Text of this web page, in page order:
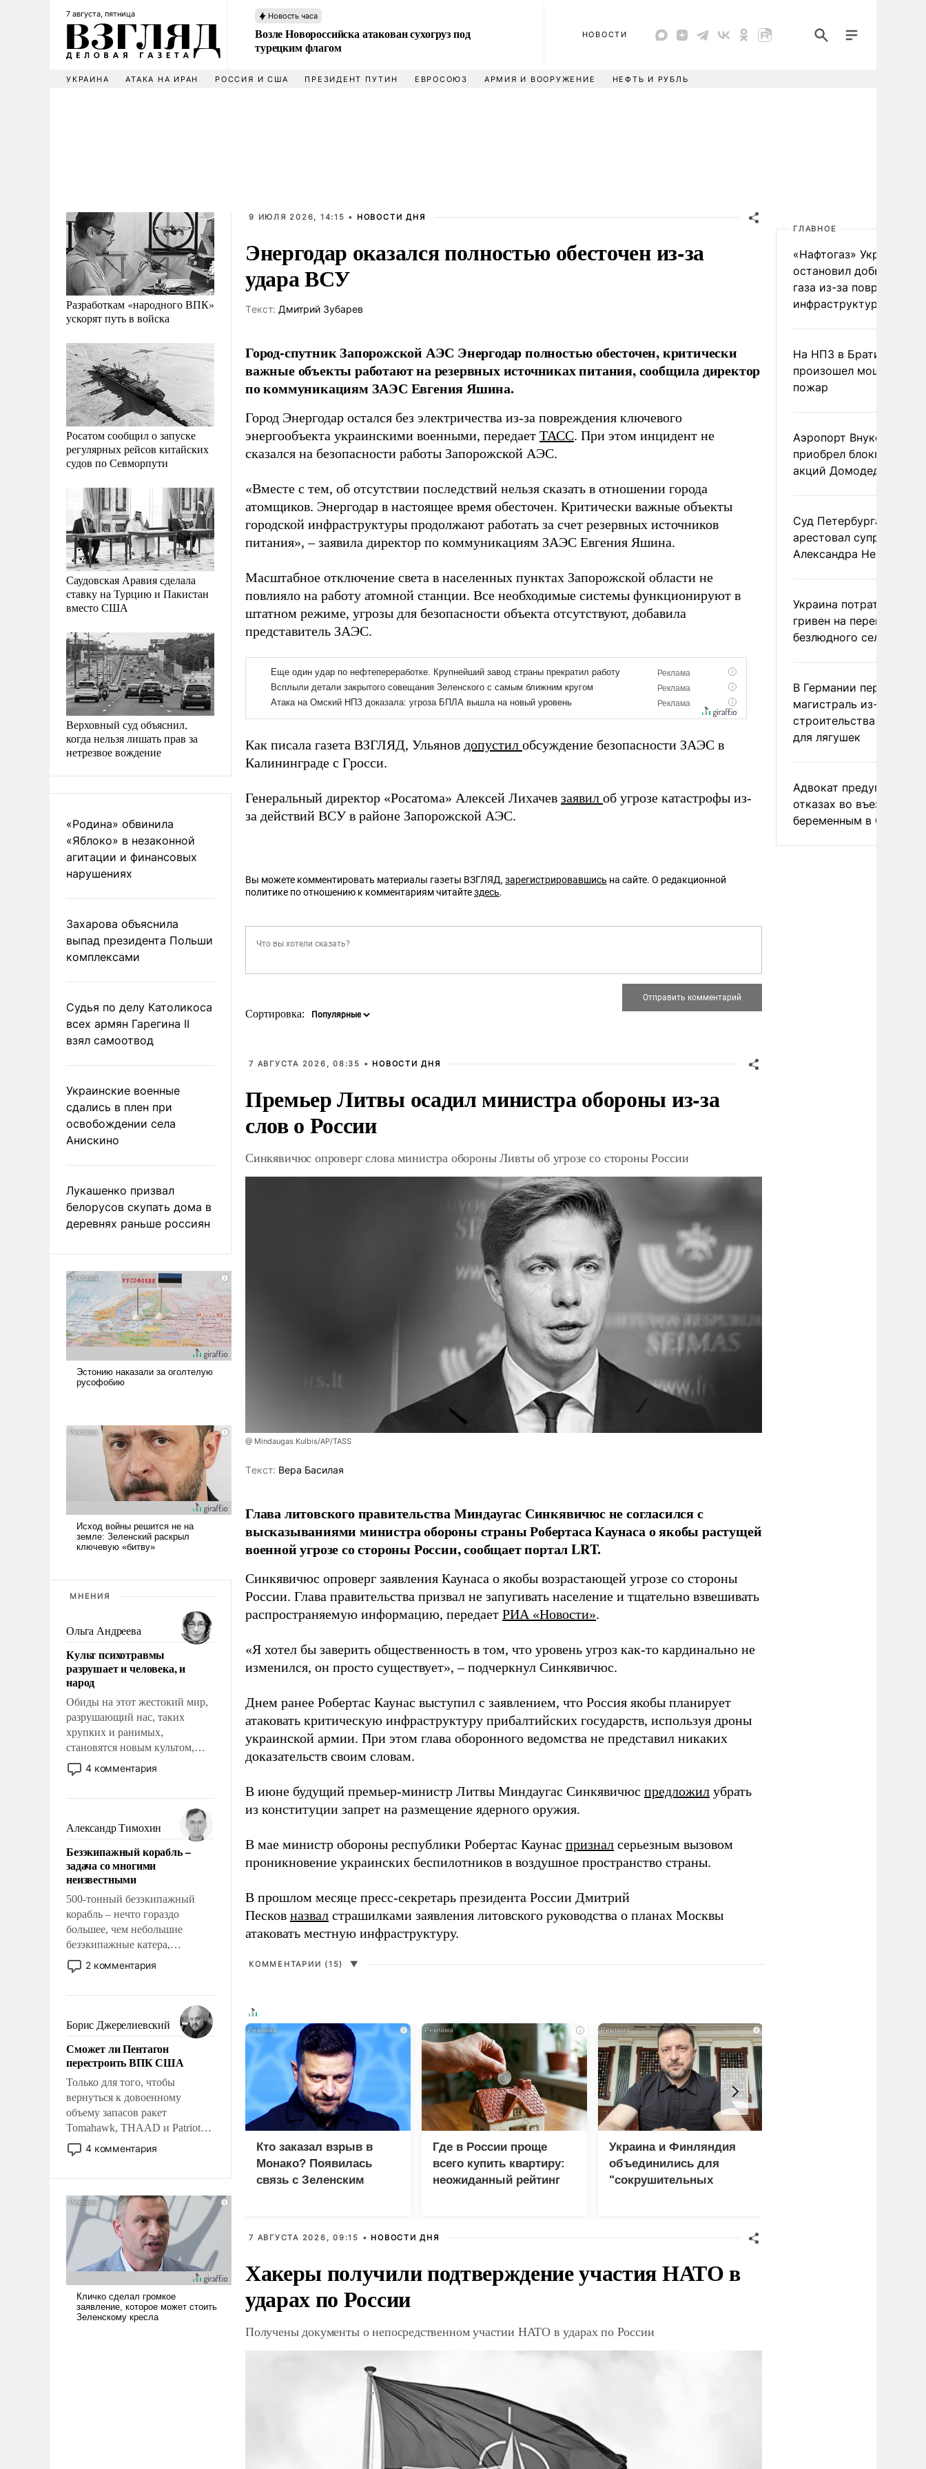
7 августа, пятница Новость часа
Возле Новороссийска атакован сухогруз под
турецким флагом
НОВОСТИ
УКРАИНА АТАКА НА ИРАН РОССИЯ И США ПРЕЗИДЕНТ ПУТИН ЕВРОСОЮЗ АРМИЯ И ВООРУЖЕНИЕ НЕФТЬ И РУБЛЬ
Разработкам «народного ВПК»
ускорят путь в войска
Росатом сообщил о запуске
регулярных рейсов китайских
судов по Севморпути
Саудовская Аравия сделала
ставку на Турцию и Пакистан
вместо США
Верховный суд объяснил,
когда нельзя лишать прав за
нетрезвое вождение
«Родина» обвинила
«Яблоко» в незаконной
агитации и финансовых
нарушениях
Захарова объяснила
выпад президента Польши
комплексами
Судья по делу Католикоса
всех армян Гарегина II
взял самоотвод
Украинские военные
сдались в плен при
освобождении села
Анискино
Лукашенко призвал
белорусов скупать дома в
деревнях раньше россиян
МНЕНИЯ
Ольга Андреева
Культ психотравмы
разрушает и человека, и
народ
Обиды на этот жестокий мир,
разрушающий нас, таких
хрупких и ранимых,
становятся новым культом,
постепенно вытесняя и
отменяя традиционное
мужественным и твердым под
ударами судьбы, брать на себя
ответственность, помогать
слабым, идти вперед и
адаптироваться.
4 комментария
Александр Тимохин
Безэкипажный корабль –
задача со многими
неизвестными
500-тонный безэкипажный
корабль – нечто гораздо
большее, чем небольшие
безэкипажные катера,
применение которых уже
стало обыденностью. Задача по
сложна и амбициозна. Однако
и ее реализация радикально
поднимет наши боевые
возможности.
2 комментария
Борис Джерелиевский
Сможет ли Пентагон
перестроить ВПК США
Только для того, чтобы
вернуться к довоенному
объему запасов ракет
Tomahawk, THAAD и Patriot
США потребуется более трех
лет. Даже небольшая война с
Сложившаяся ситуация
означает многолетний период
уязвимости США, например,
перед Китаем.
4 комментария
9 ИЮЛЯ 2026, 14:15 • НОВОСТИ ДНЯ
Энергодар оказался полностью обесточен из-за
удара ВСУ
Tекст: Дмитрий Зубарев
Город-спутник Запорожской АЭС Энергодар полностью обесточен, критически
важные объекты работают на резервных источниках питания, сообщила директор
по коммуникациям ЗАЭС Евгения Яшина.
Город Энергодар остался без электричества из-за повреждения ключевого
энергообъекта украинскими военными, передает ТАСС. При этом инцидент не
сказался на безопасности работы Запорожской АЭС.
«Вместе с тем, об отсутствии последствий нельзя сказать в отношении города
атомщиков. Энергодар в настоящее время обесточен. Критически важные объекты
городской инфраструктуры продолжают работать за счет резервных источников
питания», – заявила директор по коммуникациям ЗАЭС Евгения Яшина.
Масштабное отключение света в населенных пунктах Запорожской области не
повлияло на работу атомной станции. Все необходимые системы функционируют в
штатном режиме, угрозы для безопасности объекта отсутствуют, добавила
представитель ЗАЭС.
Как писала газета ВЗГЛЯД, Ульянов допустил обсуждение безопасности ЗАЭС в
Калининграде с Гросси.
Генеральный директор «Росатома» Алексей Лихачев заявил об угрозе катастрофы из-
за действий ВСУ в районе Запорожской АЭС.
Вы можете комментировать материалы газеты ВЗГЛЯД, зарегистрировавшись на сайте. О редакционной
политике по отношению к комментариям читайтездесь.
Сортировка:
7 АВГУСТА 2026, 08:35 • НОВОСТИ ДНЯ
Премьер Литвы осадил министра обороны из-за
слов о России
Синкявичюс опроверг слова министра обороны Ливты об угрозе со стороны России
@ Mindaugas Kulbis/AP/TASS
Tекст: Вера Басилая
Глава литовского правительства Миндаугас Синкявичюс не согласился с
высказываниями министра обороны страны Робертаса Каунаса о якобы растущей
военной угрозе со стороны России, сообщает портал LRT.
Синкявичюс опроверг заявления Каунаса о якобы возрастающей угрозе со стороны
России. Глава правительства призвал не запугивать население и тщательно взвешивать
распространяемую информацию, передает РИА «Новости».
«Я хотел бы заверить общественность в том, что уровень угроз как-то кардинально не
изменился, он просто существует», – подчеркнул Синкявичюс.
Днем ранее Робертас Каунас выступил с заявлением, что Россия якобы планирует
атаковать критическую инфраструктуру прибалтийских государств, используя дроны
украинской армии. При этом глава оборонного ведомства не представил никаких
доказательств своим словам.
В июне будущий премьер-министр Литвы Миндаугас Синкявичюс предложил убрать
из конституции запрет на размещение ядерного оружия.
В мае министр обороны республики Робертас Каунас признал серьезным вызовом
проникновение украинских беспилотников в воздушное пространство страны.
В прошлом месяце пресс-секретарь президента России Дмитрий
Песков назвал страшилками заявления литовского руководства о планах Москвы
атаковать местную инфраструктуру.
КОММЕНТАРИИ (15) ▼
i
Кто заказал взрыв в
Монако? Появилась
связь с Зеленским
i
Где в России проще
всего купить квартиру:
неожиданный рейтинг
i
Украина и Финляндия
объединились для
"сокрушительных
7 АВГУСТА 2026, 09:15 • НОВОСТИ ДНЯ
Хакеры получили подтверждение участия НАТО в
ударах по России
Получены документы о непосредственном участии НАТО в ударах по России
ГЛАВНОЕ
«Нафтогаз» Украины
остановил добычу
газа из-за повреждения
инфраструктуры
На НПЗ в Братиславе
произошел мощный
пожар
Аэропорт Внуково
приобрел блокпакет
акций Домодедово
Суд Петербурга заочно
арестовал супругу
Александра Невзорова
Украина потратила 1
гривен на
безлюдного села
В Германии перекрыли
магистраль из-за
строительства
для лягушек
Адвокат предупредил
отказах во въезде
беременным в США